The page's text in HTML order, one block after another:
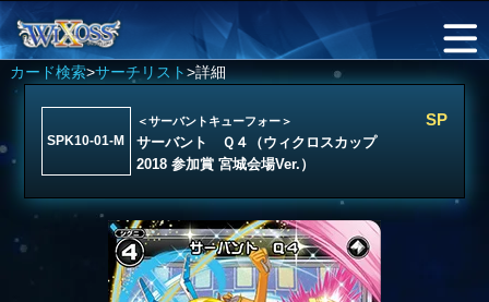
カード検索>サーチリスト>詳細
SPK10-01-M
＜サーバントキューフォー＞
サーバント Ｑ４（ウィクロスカップ
2018 参加賞 宮城会場Ver.）
SP